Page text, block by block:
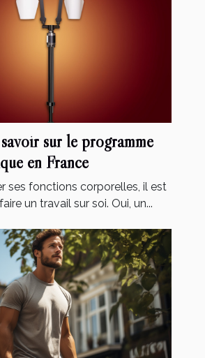
sur le programme
en France
ses fonctions corporelles, il est
un travail sur soi. Oui, un...